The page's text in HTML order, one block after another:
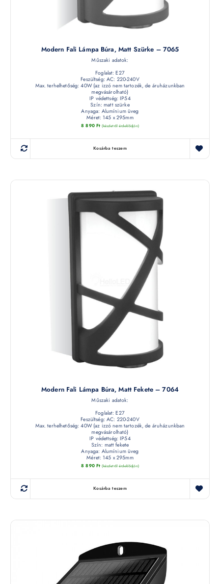
Modern Fali Lámpa Búra, Matt Szürke – 7065
Műszaki adatok:
Foglalat: E27
Feszültség: AC: 220-240V
Max. terhelhetőség: 40W (az izzó nem tartozék, de áruházunkban
megvásárolható)
IP védettség: IP54
Szín: matt szürke
Anyaga: Alumínium üveg
Méret: 145 x 295mm
8 890 Ft (készletről érdeklődjön)
Kosárba teszem
Modern Fali Lámpa Búra, Matt Fekete – 7064
Műszaki adatok:
Foglalat: E27
Feszültség: AC: 220-240V
Max. terhelhetőség: 40W (az izzó nem tartozék, de áruházunkban
megvásárolható)
IP védettség: IP54
Szín: matt fekete
Anyaga: Alumínium üveg
Méret: 145 x 295mm
8 890 Ft (készletről érdeklődjön)
Kosárba teszem